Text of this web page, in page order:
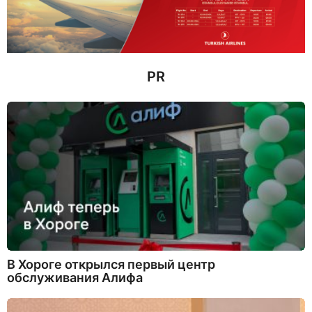
н
а
з
а
PR
В Хороге открылся первый центр
обслуживания Алифа